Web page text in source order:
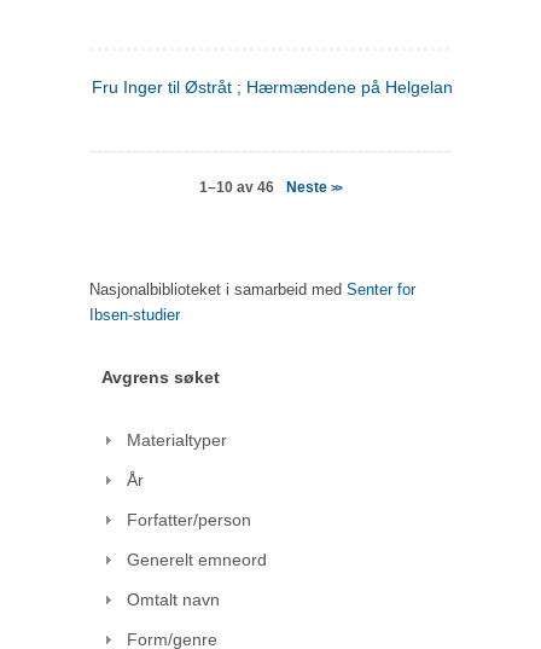
Fru Inger til Østråt ; Hærmændene på Helgeland
1–10 av 46 Neste>>
Nasjonalbiblioteket i samarbeid med Senter for
Ibsen-studier
Avgrens søket
Materialtyper
År
Forfatter/person
Generelt emneord
Omtalt navn
Form/genre